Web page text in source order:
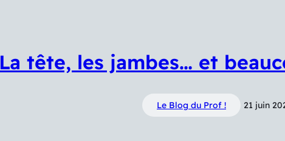
La tête, les jambes… et
Le Blog du Prof ! 21 juin